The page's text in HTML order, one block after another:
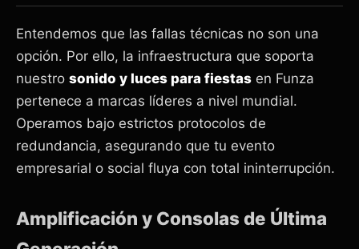
Entendemos que las fallas técnicas no son una
opción. Por ello, la infraestructura que soporta
nuestro sonido y luces para fiestas en Funza
pertenece a marcas líderes a nivel mundial.
Operamos bajo estrictos protocolos de
redundancia, asegurando que tu evento
empresarial o social fluya con total ininterrupción.
Amplificación y Consolas de Última